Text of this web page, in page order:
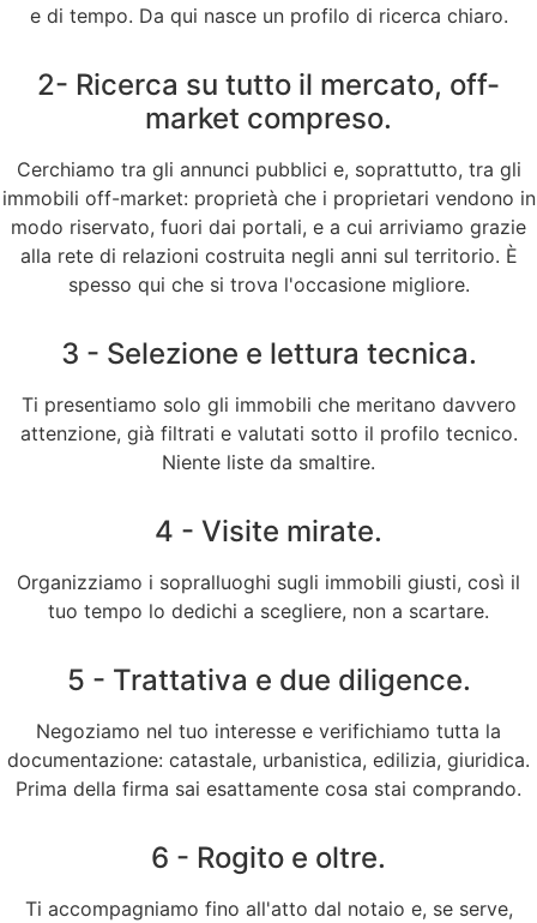
e di tempo. Da qui nasce un profilo di ricerca chiaro.
2- Ricerca su tutto il mercato, off-
market compreso.
Cerchiamo tra gli annunci pubblici e, soprattutto, tra gli
immobili off-market: proprietà che i proprietari vendono in
modo riservato, fuori dai portali, e a cui arriviamo grazie
alla rete di relazioni costruita negli anni sul territorio. È
spesso qui che si trova l'occasione migliore.
3 - Selezione e lettura tecnica.
Ti presentiamo solo gli immobili che meritano davvero
attenzione, già filtrati e valutati sotto il profilo tecnico.
Niente liste da smaltire.
4 - Visite mirate.
Organizziamo i sopralluoghi sugli immobili giusti, così il
tuo tempo lo dedichi a scegliere, non a scartare.
5 - Trattativa e due diligence.
Negoziamo nel tuo interesse e verifichiamo tutta la
documentazione: catastale, urbanistica, edilizia, giuridica.
Prima della firma sai esattamente cosa stai comprando.
6 - Rogito e oltre.
Ti accompagniamo fino all'atto dal notaio e, se serve,